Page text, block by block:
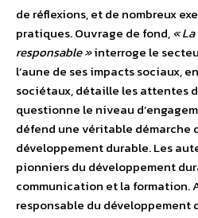
de réflexions, et de nombreux
pratiques. Ouvrage de fond,«
responsable »interroge le
l’aune de ses impacts sociaux,
sociétaux, détaille les attentes
questionne le niveau
défend une véritable démarche
développement durable. Les
pionniers du développement
communication et la formation.
responsable du développement